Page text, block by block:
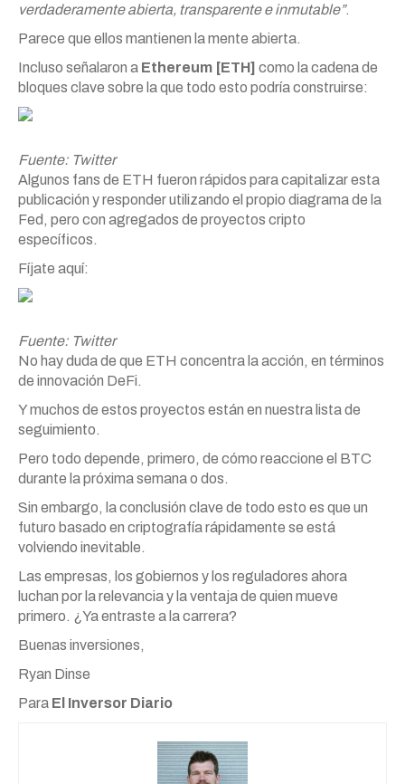
verdaderamente abierta, transparente e inmutable”.
Parece que ellos mantienen la mente abierta.
Incluso señalaron a Ethereum [ETH] como la cadena de
bloques clave sobre la que todo esto podría construirse:
Fuente: Twitter
Algunos fans de ETH fueron rápidos para capitalizar esta
publicación y responder utilizando el propio diagrama de la
Fed, pero con agregados de proyectos cripto
específicos.
Fíjate aquí:
Fuente: Twitter
No hay duda de que ETH concentra la acción, en términos
de innovación DeFi.
Y muchos de estos proyectos están en nuestra lista de
seguimiento.
Pero todo depende, primero, de cómo reaccione el BTC
durante la próxima semana o dos.
Sin embargo, la conclusión clave de todo esto es que un
futuro basado en criptografía rápidamente se está
volviendo inevitable.
Las empresas, los gobiernos y los reguladores ahora
luchan por la relevancia y la ventaja de quien mueve
primero. ¿Ya entraste a la carrera?
Buenas inversiones,
Ryan Dinse
Para El Inversor Diario